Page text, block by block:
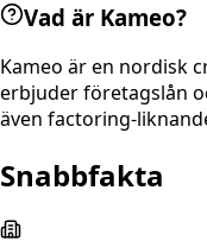
Vad är Kameo?
Kameo är en nordisk
erbjuder företagslån
även factoring-
Snabbfakta